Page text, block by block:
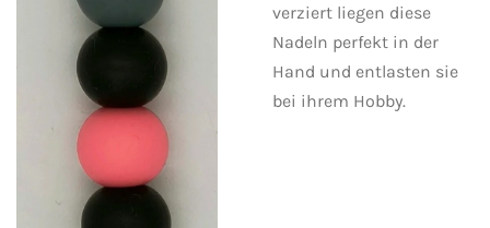
verziert liegen diese
Nadeln perfekt in der
Hand und entlasten sie
bei ihrem Hobby.